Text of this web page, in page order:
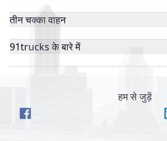
तीन चक्का वाहन
91trucks के बारे में
हम से जुड़ें